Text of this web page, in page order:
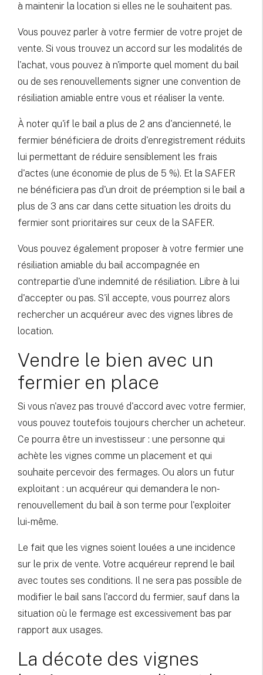
à maintenir la location si elles ne le souhaitent pas.
Vous pouvez parler à votre fermier de votre projet de
vente. Si vous trouvez un accord sur les modalités de
l'achat, vous pouvez à n'importe quel moment du bail
ou de ses renouvellements signer une convention de
résiliation amiable entre vous et réaliser la vente.
À noter qu'if le bail a plus de 2 ans d'ancienneté, le
fermier bénéficiera de droits d'enregistrement réduits
lui permettant de réduire sensiblement les frais
d'actes (une économie de plus de 5 %). Et la SAFER
ne bénéficiera pas d'un droit de préemption si le bail a
plus de 3 ans car dans cette situation les droits du
fermier sont prioritaires sur ceux de la SAFER.
Vous pouvez également proposer à votre fermier une
résiliation amiable du bail accompagnée en
contrepartie d'une indemnité de résiliation. Libre à lui
d'accepter ou pas. S'il accepte, vous pourrez alors
rechercher un acquéreur avec des vignes libres de
location.
Vendre le bien avec un
fermier en place
Si vous n'avez pas trouvé d'accord avec votre fermier,
vous pouvez toutefois toujours chercher un acheteur.
Ce pourra être un investisseur : une personne qui
achète les vignes comme un placement et qui
souhaite percevoir des fermages. Ou alors un futur
exploitant : un acquéreur qui demandera le non-
renouvellement du bail à son terme pour l'exploiter
lui-même.
Le fait que les vignes soient louées a une incidence
sur le prix de vente. Votre acquéreur reprend le bail
avec toutes ses conditions. Il ne sera pas possible de
modifier le bail sans l'accord du fermier, sauf dans la
situation où le fermage est excessivement bas par
rapport aux usages.
La décote des vignes